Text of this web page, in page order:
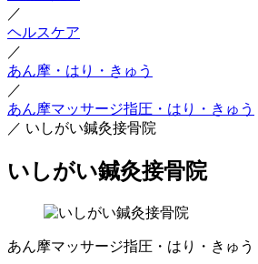
／
ヘルスケア
／
あん摩・はり・きゅう
／
あん摩マッサージ指圧・はり・きゅう
／ いしがい鍼灸接骨院
いしがい鍼灸接骨院
あん摩マッサージ指圧・はり・きゅう